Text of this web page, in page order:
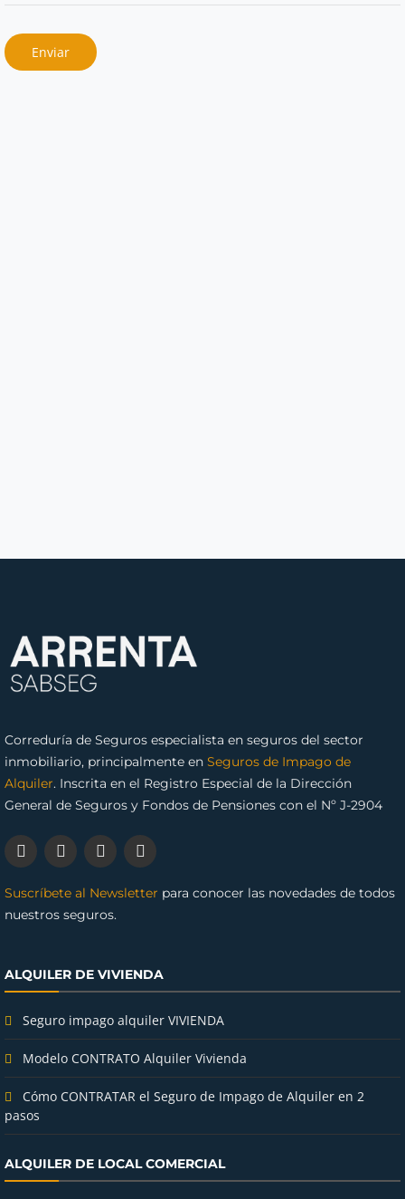
Enviar
Correduría de Seguros especialista en seguros del sector
inmobiliario, principalmente en Seguros de Impago de
Alquiler. Inscrita en el Registro Especial de la Dirección
General de Seguros y Fondos de Pensiones con el Nº J-2904
Suscríbete al Newsletter para conocer las novedades de todos
nuestros seguros.
ALQUILER DE VIVIENDA
Seguro impago alquiler VIVIENDA
Modelo CONTRATO Alquiler Vivienda
Cómo CONTRATAR el Seguro de Impago de Alquiler en 2
pasos
ALQUILER DE LOCAL COMERCIAL